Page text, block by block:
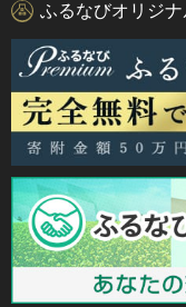
ふるなびオリジ